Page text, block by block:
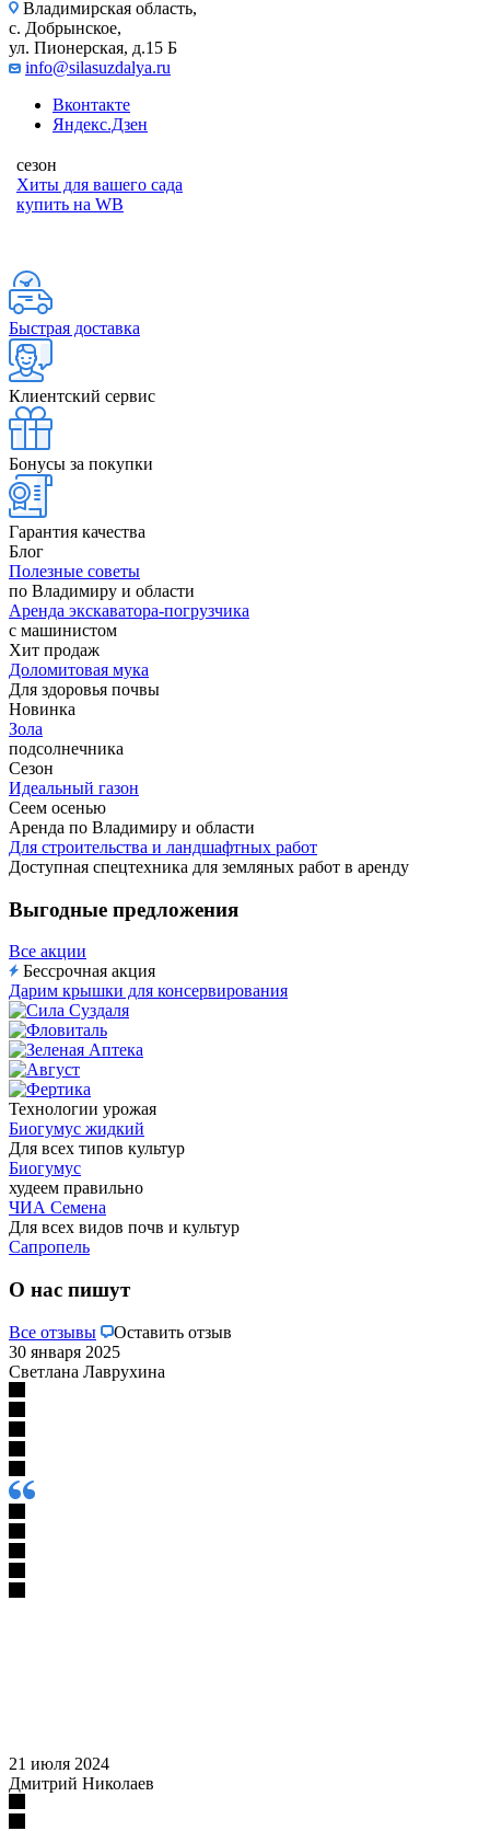
Владимирская область,
с. Добрынское,
ул. Пионерская, д.15 Б
info@silasuzdalya.ru
Вконтакте
Яндекс.Дзен
сезон
Хиты для вашего сада
купить на WB
Быстрая доставка
Клиентский сервис
Бонусы за покупки
Гарантия качества
Блог
Полезные советы
по Владимиру и области
Аренда экскаватора-погрузчика
с машинистом
Хит продаж
Доломитовая мука
Для здоровья почвы
Новинка
Зола
подсолнечника
Сезон
Идеальный газон
Сеем осенью
Аренда по Владимиру и области
Для строительства и ландшафтных работ
Доступная спецтехника для земляных работ в аренду
Выгодные предложения
Все акции
Бессрочная акция
Дарим крышки для консервирования
Технологии урожая
Биогумус жидкий
Для всех типов культур
Биогумус
худеем правильно
ЧИА Семена
Для всех видов почв и культур
Сапропель
О нас пишут
Все отзывы
Оставить отзыв
30 января 2025
Светлана Лаврухина
21 июля 2024
Дмитрий Николаев